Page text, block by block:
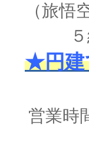
（旅
★円建
営業時